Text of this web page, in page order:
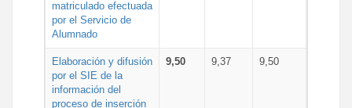
matriculado efectuada
por el Servicio de
Alumnado
Elaboración y difusión
por el SIE de la
información del
proceso de inserción
9,50 9,37 9,50